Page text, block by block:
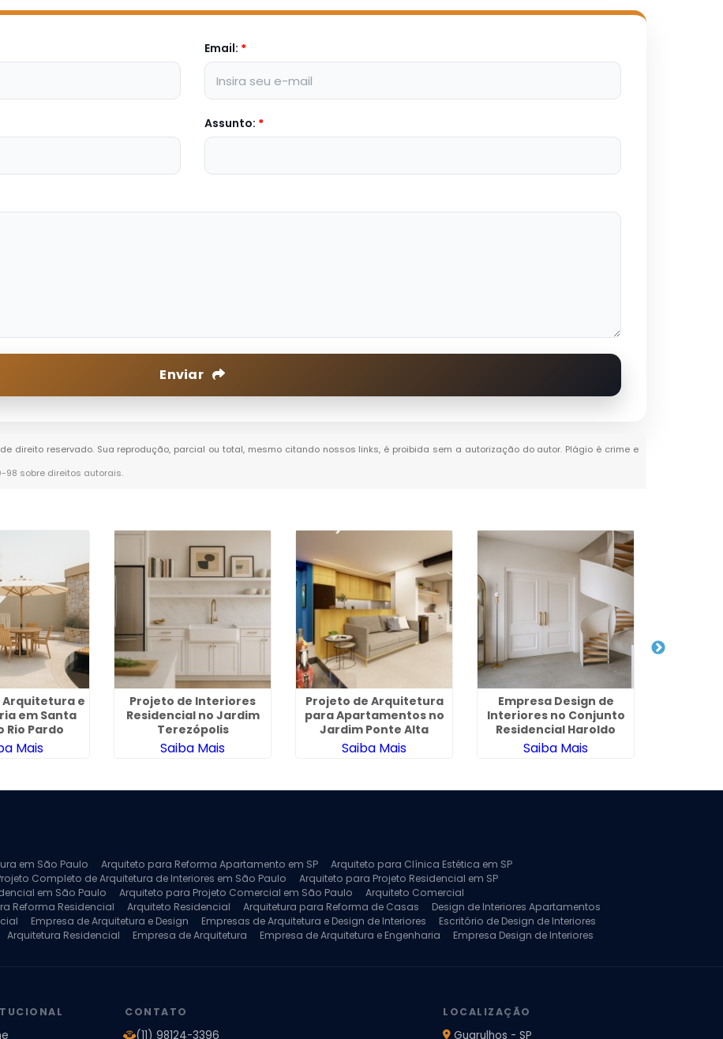
Email: *
Assunto: *
Enviar
direito reservado. Sua reprodução, parcial ou total, mesmo citando nossos links, é proibida sem a autorização do autor. Plágio é crime e
98 sobre direitos autorais.
Arquitetura e
em Santa
Rio Pardo
Mais
Projeto de Interiores
Residencial no Jardim
Terezópolis
Saiba Mais
Projeto de Arquitetura
para Apartamentos no
Jardim Ponte Alta
Saiba Mais
Empresa Design de
Interiores no Conjunto
Residencial Haroldo
Veloso
Saiba Mais
em São Paulo Arquiteto para Reforma Apartamento em SP
Arquiteto para Clínica Estética em SP
Completo de Arquitetura de Interiores em São Paulo
Arquiteto para Projeto Residencial em SP
em São Paulo Arquiteto para Projeto Comercial em São Paulo
Arquiteto Comercial
Reforma Residencial Arquiteto Residencial Arquitetura para Reforma de Casas
Design de Interiores Apartamentos
Empresa de Arquitetura e Design Empresas de Arquitetura e Design de Interiores
Escritório de Design de Interiores
Arquitetura Residencial Empresa de Arquitetura Empresa de Arquitetura e Engenharia
Empresa Design de Interiores
CONTATO
(11) 98124-3396
LOCALIZAÇÃO
Guarulhos - SP